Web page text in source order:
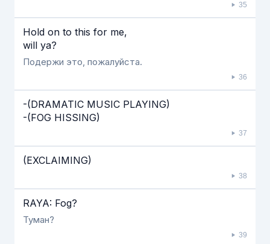
35
Hold on to this for me,
will ya?
Подержи это, пожалуйста.
36
-(DRAMATIC MUSIC PLAYING)
-(FOG HISSING)
37
(EXCLAIMING)
38
RAYA: Fog?
Туман?
39